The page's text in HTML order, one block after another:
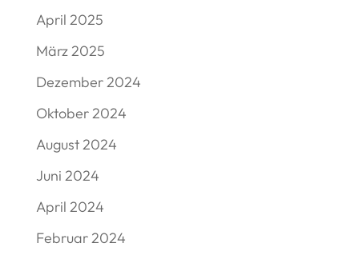
April 2025
März 2025
Dezember 2024
Oktober 2024
August 2024
Juni 2024
April 2024
Februar 2024